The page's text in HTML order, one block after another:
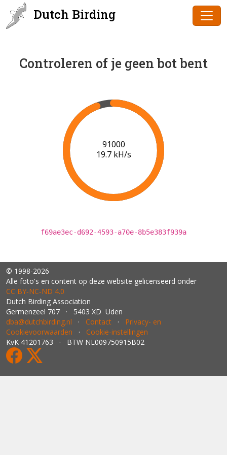
Dutch Birding
Controleren of je geen bot bent
91000
19.7 kH/s
f69ae3ec-d692-4593-a70e-8b5e383f939a
© 1998-2026
Alle foto's en content op deze website gelicenseerd onder
CC BY‑NC‑ND 4.0
Dutch Birding Association
Germenzeel 707 · 5403 XD Uden
dba@dutchbirding.nl · Contact · Privacy- en
Cookievoorwaarden · Cookie-instellingen
KvK 41201763 · BTW NL009750915B02